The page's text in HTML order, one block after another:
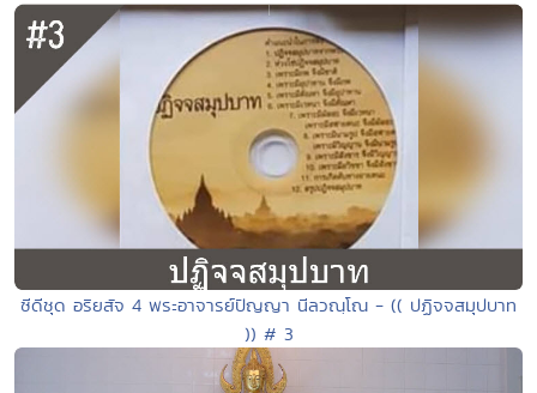
ซีดีชุด อริยสัจ 4 พระอาจารย์ปัญญา นีลวณฺโณ - (( ปฏิจจสมุปบาท
)) # 3